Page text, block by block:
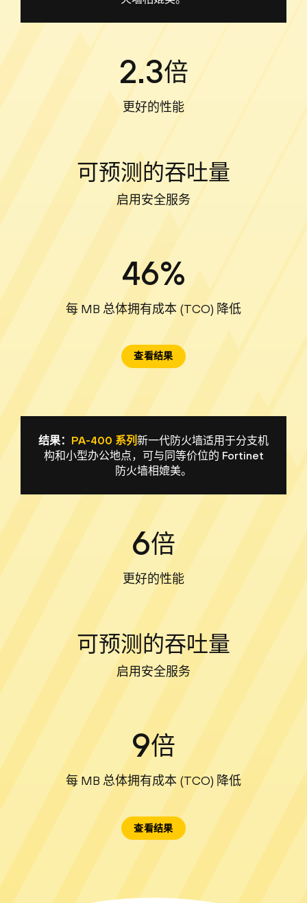
2.3倍
更好的性能
可预测的吞吐量
启用安全服务
46%
每 MB 总体拥有成本 (TCO) 降低
查看结果
结果： PA-400 系列新一代防火墙适用于分支机
构和小型办公地点，可与同等价位的 Fortinet
防火墙相媲美。
6倍
更好的性能
可预测的吞吐量
启用安全服务
9倍
每 MB 总体拥有成本 (TCO) 降低
查看结果